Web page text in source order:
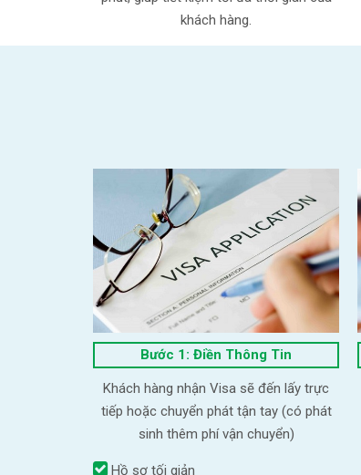
khách hàng.
Bước 1: Điền Thông Tin
Khách hàng nhận Visa sẽ đến lấy trực
tiếp hoặc chuyển phát tận tay (có phát
sinh thêm phí vận chuyển)
Hồ sơ tối giản